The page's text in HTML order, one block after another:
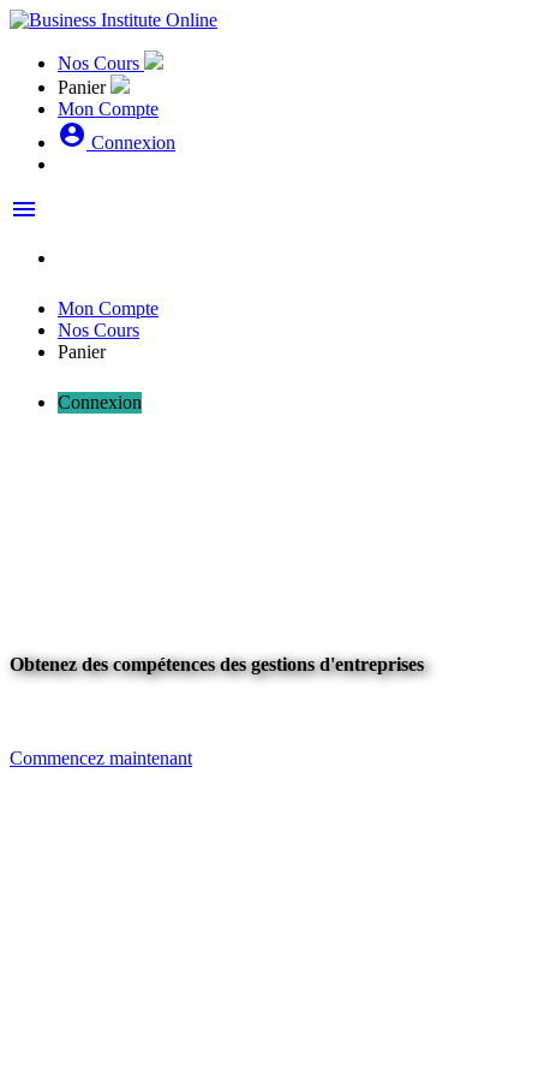
Nos Cours
Panier
Mon Compte
account_circle Connexion
menu
Mon Compte
Nos Cours
Panier
Connexion
Obtenez des compétences des gestions d'entreprises
Commencez maintenant